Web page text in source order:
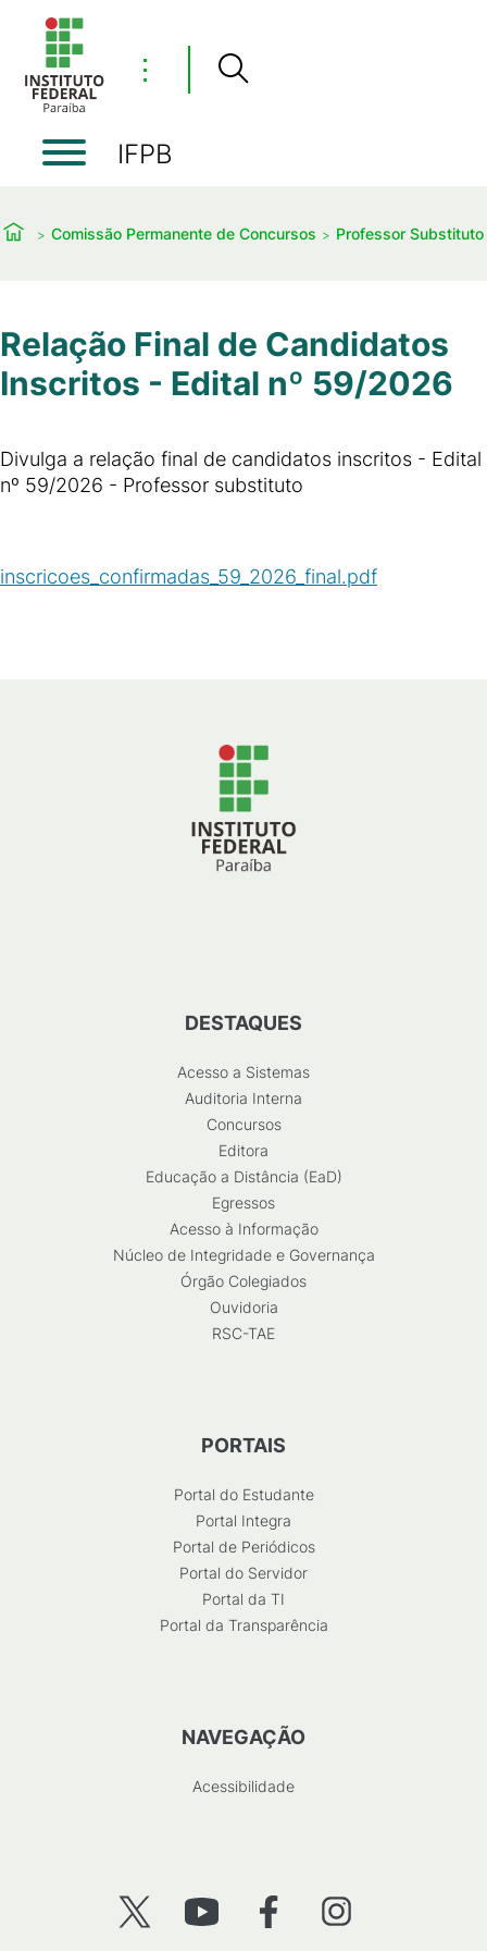
⋮
IFPB
Comissão Permanente de Concursos Professor Substituto
Relação Final de Candidatos
Inscritos - Edital nº 59/2026
Divulga a relação final de candidatos inscritos - Edital
nº 59/2026 - Professor substituto
inscricoes_confirmadas_59_2026_final.pdf
DESTAQUES
Acesso a Sistemas
Auditoria Interna
Concursos
Editora
Educação a Distância (EaD)
Egressos
Acesso à Informação
Núcleo de Integridade e Governança
Órgão Colegiados
Ouvidoria
RSC-TAE
PORTAIS
Portal do Estudante
Portal Integra
Portal de Periódicos
Portal do Servidor
Portal da TI
Portal da Transparência
NAVEGAÇÃO
Acessibilidade